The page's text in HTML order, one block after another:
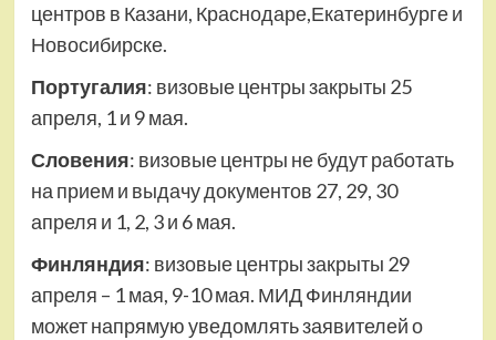
центров в Казани, Краснодаре,Екатеринбурге и
Новосибирске.
Португалия: визовые центры закрыты 25
апреля, 1 и 9 мая.
Словения: визовые центры не будут работать
на прием и выдачу документов 27, 29, 30
апреля и 1, 2, 3 и 6 мая.
Финляндия: визовые центры закрыты 29
апреля – 1 мая, 9-10 мая. МИД Финляндии
может напрямую уведомлять заявителей о